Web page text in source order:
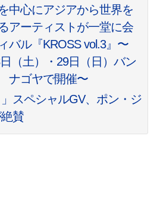
中心にアジアから世界を
アーティストが一堂に会
バル『KROSS vol.3』〜
（土）・29日（日）バン
ナゴヤで開催〜
スペシャルGV、ポン・ジ
賛